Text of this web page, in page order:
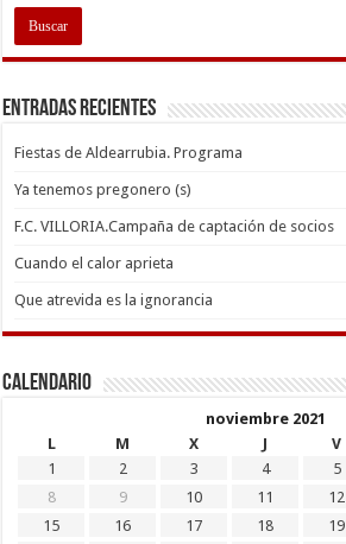
Entradas recientes
Fiestas de Aldearrubia. Programa
Ya tenemos pregonero (s)
F.C. VILLORIA.Campaña de captación de socios
Cuando el calor aprieta
Que atrevida es la ignorancia
Calendario
noviembre 2021
L
M X J V
1
2 3 4 5
8
9 10 11 12
15
16 17 18 19